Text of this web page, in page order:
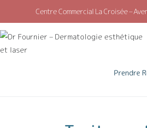
Centre Commercial La Croisée –
Prendre